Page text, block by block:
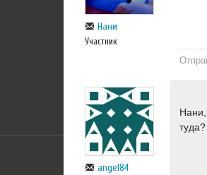
Нани
Участник
angel84
туда?